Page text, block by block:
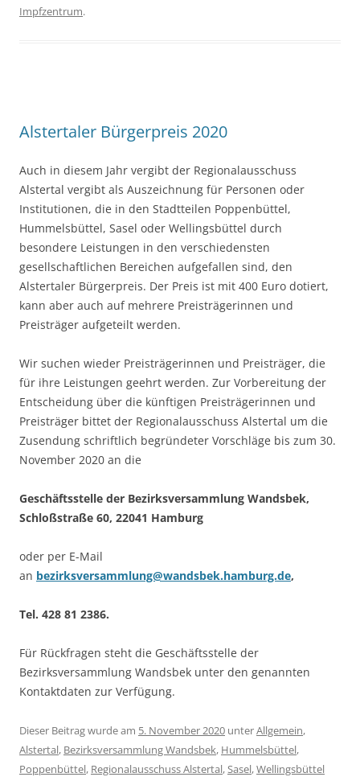
Impfzentrum.
Alstertaler Bürgerpreis 2020
Auch in diesem Jahr vergibt der Regionalausschuss
Alstertal vergibt als Auszeichnung für Personen oder
Institutionen, die in den Stadtteilen Poppenbüttel,
Hummelsbüttel, Sasel oder Wellingsbüttel durch
besondere Leistungen in den verschiedensten
gesellschaftlichen Bereichen aufgefallen sind, den
Alstertaler Bürgerpreis. Der Preis ist mit 400 Euro dotiert,
kann aber auch auf mehrere Preisträgerinnen und
Preisträger aufgeteilt werden.
Wir suchen wieder Preisträgerinnen und Preisträger, die
für ihre Leistungen geehrt werden. Zur Vorbereitung der
Entscheidung über die künftigen Preisträgerinnen und
Preisträger bittet der Regionalausschuss Alstertal um die
Zusendung schriftlich begründeter Vorschläge bis zum 30.
November 2020 an die
Geschäftsstelle der Bezirksversammlung Wandsbek,
Schloßstraße 60, 22041 Hamburg
oder per E-Mail
an bezirksversammlung@wandsbek.hamburg.de,
Tel. 428 81 2386.
Für Rückfragen steht die Geschäftsstelle der
Bezirksversammlung Wandsbek unter den genannten
Kontaktdaten zur Verfügung.
Dieser Beitrag wurde am 5. November 2020 unterAllgemein,
Alstertal, Bezirksversammlung Wandsbek, Hummelsbüttel,
Poppenbüttel, Regionalausschuss Alstertal,Sasel,Wellingsbüttel